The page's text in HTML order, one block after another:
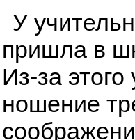
У
пришла в
Из-за
ношение